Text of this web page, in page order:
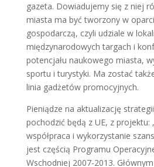
gazeta. Dowiadujemy się z niej
miasta ma być tworzony w
gospodarczą, czyli udziale w
międzynarodowych targach i
potencjału naukowego miasta,
sportu i turystyki. Ma zostać
linia gadżetów promocyjnych.
Pieniądze na aktualizację
pochodzić będą z UE, z projektu:
współpraca i wykorzystanie
jest częścią Programu
Wschodniej 2007-2013.